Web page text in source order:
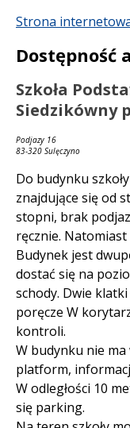
Strona
Dostępność
Szkoła
Siedzikówny
Podjazy 16
83-320 Sulęczyno
Do budynku
znajdujące się od
stopni, brak
ręcznie.
Budynek jest
dostać się na
schody. Dwie
poręcze W
kontroli.
W budynku nie
platform,
W odległości 10
się parking.